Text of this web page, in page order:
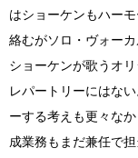
はショーケンもハー
絡むがソロ・ヴォーカ
ショーケンが歌うオ
レパートリーにはな
ーする考えも更々な
成業務もまだ兼任で